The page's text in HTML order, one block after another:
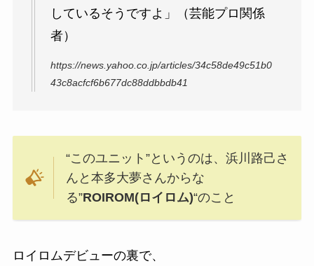
しているそうですよ」（芸能プロ関係
者）
https://news.yahoo.co.jp/articles/34c58de49c51b0
43c8acfcf6b677dc88ddbbdb41
“このユニット”というのは、浜川路己さ
んと本多大夢さんからな
る”ROIROM(ロイロム)“のこと
ロイロムデビューの裏で、